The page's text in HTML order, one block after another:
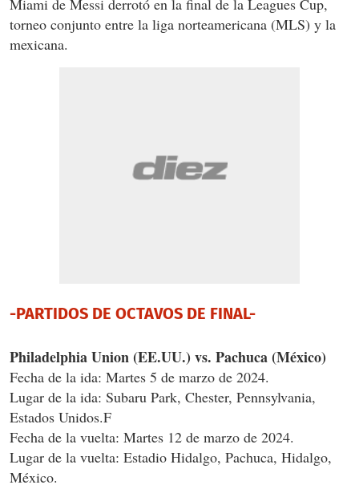
Miami de Messi derrotó en la final de la Leagues Cup,
torneo conjunto entre la liga norteamericana (MLS) y la
mexicana.
-PARTIDOS DE OCTAVOS DE FINAL-
Philadelphia Union (EE.UU.) vs. Pachuca (México)
Fecha de la ida: Martes 5 de marzo de 2024.
Lugar de la ida: Subaru Park, Chester, Pennsylvania,
Estados Unidos.F
Fecha de la vuelta: Martes 12 de marzo de 2024.
Lugar de la vuelta: Estadio Hidalgo, Pachuca, Hidalgo,
México.